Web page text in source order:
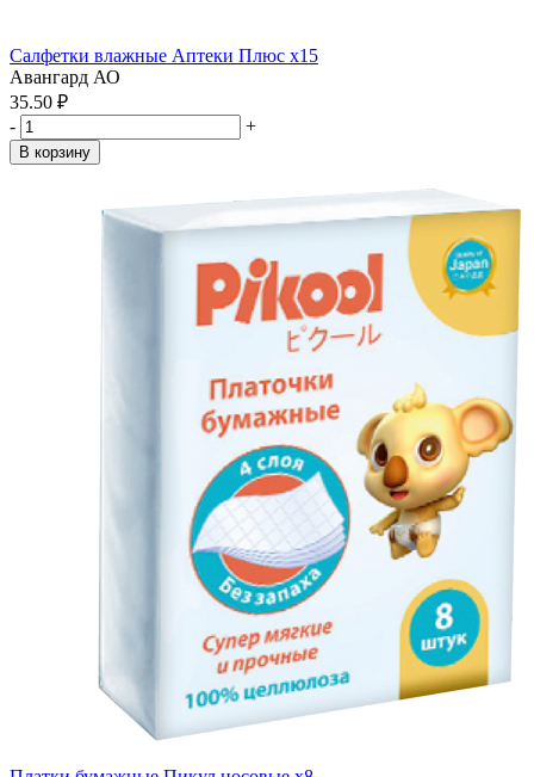
Салфетки влажные Аптеки Плюс x15
Авангард АО
35.50 ₽
-
+
В корзину